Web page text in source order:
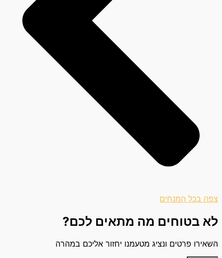
צפה בכל המנחים
לא בטוחים מה מתאים לכם?
השאירו פרטים ונציג מטעמנו יחזור אליכם במהרה